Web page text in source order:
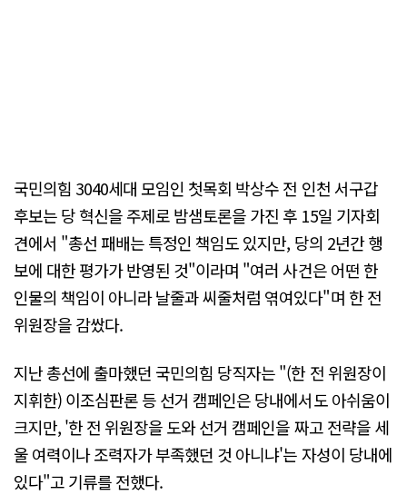
국민의힘 3040세대 모임인 첫목회 박상수 전 인천 서구갑
후보는 당 혁신을 주제로 밤샘토론을 가진 후 15일 기자회
견에서 "총선 패배는 특정인 책임도 있지만, 당의 2년간 행
보에 대한 평가가 반영된 것"이라며 "여러 사건은 어떤 한
인물의 책임이 아니라 날줄과 씨줄처럼 엮여있다"며 한 전
위원장을 감쌌다.
지난 총선에 출마했던 국민의힘 당직자는 "(한 전 위원장이
지휘한) 이조심판론 등 선거 캠페인은 당내에서도 아쉬움이
크지만, '한 전 위원장을 도와 선거 캠페인을 짜고 전략을 세
울 여력이나 조력자가 부족했던 것 아니냐'는 자성이 당내에
있다"고 기류를 전했다.